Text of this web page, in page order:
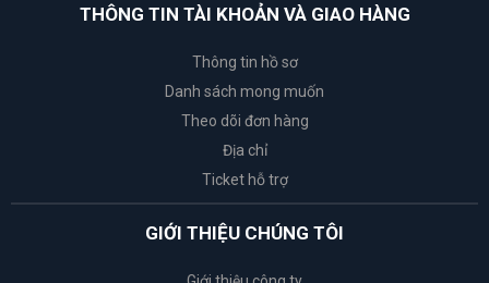
THÔNG TIN TÀI KHOẢN VÀ GIAO HÀNG
Thông tin hồ sơ
Danh sách mong muốn
Theo dõi đơn hàng
Địa chỉ
Ticket hỗ trợ
GIỚI THIỆU CHÚNG TÔI